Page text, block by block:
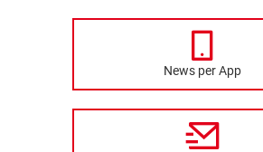
News per App